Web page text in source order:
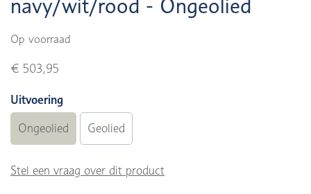
navy/wit/rood - Ongeolied
Op voorraad
€ 503,95
Uitvoering
Ongeolied Geolied
Stel een vraag over dit product